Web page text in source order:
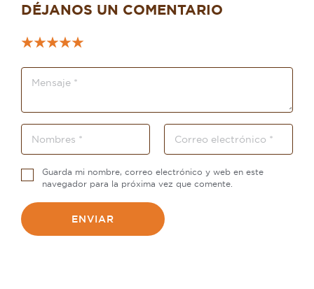
DÉJANOS UN COMENTARIO
Guarda mi nombre, correo electrónico y web en este
navegador para la próxima vez que comente.